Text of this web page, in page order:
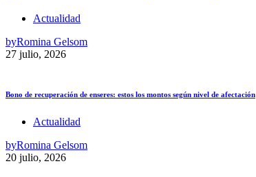
Actualidad
byRomina Gelsom
27 julio, 2026
Bono de recuperación de enseres: estos los montos según nivel de afectación
Actualidad
byRomina Gelsom
20 julio, 2026